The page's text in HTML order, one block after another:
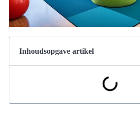
Inhoudsopgave artikel